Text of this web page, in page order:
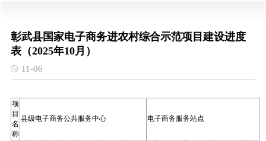
彰武县国家电子商务进农村综合示范项目建设进度
表（2025年10月）
11-06
项
目
名
称
县级电子商务公共服务中心 电子商务服务站点